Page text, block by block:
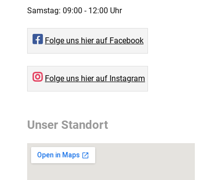
Samstag: 09:00 - 12:00 Uhr
Folge uns hier auf Facebook
Folge uns hier auf Instagram
Unser Standort